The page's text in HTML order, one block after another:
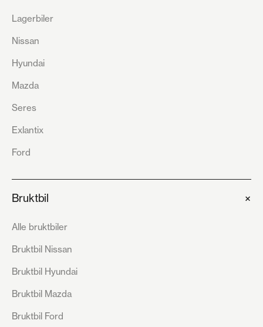
Lagerbiler
Nissan
Hyundai
Mazda
Seres
Exlantix
Ford
Bruktbil +
Alle bruktbiler
Bruktbil Nissan
Bruktbil Hyundai
Bruktbil Mazda
Bruktbil Ford